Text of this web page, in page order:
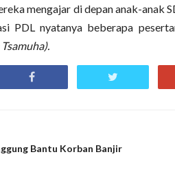
mengajar di depan anak-
PDL nyatanya beberapa
Bantu Korban Banjir